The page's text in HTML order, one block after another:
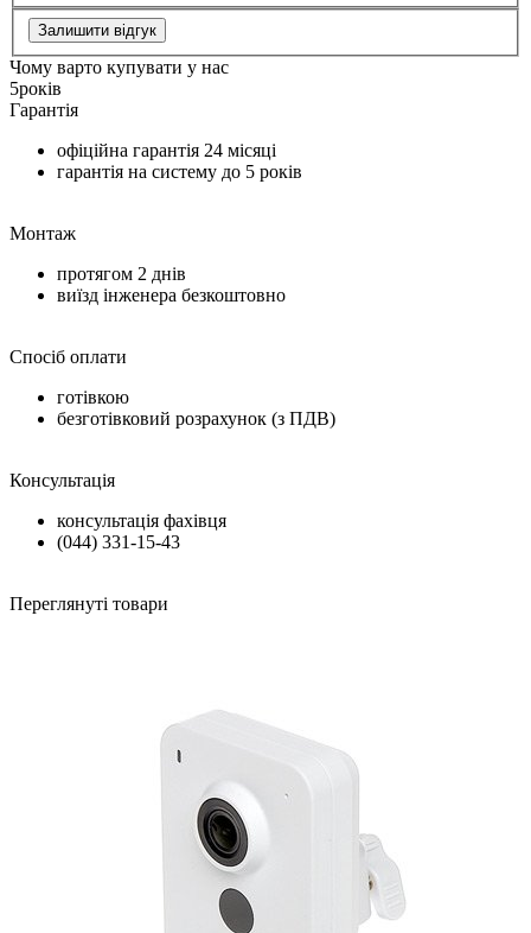
Залишити відгук
Чому варто купувати у нас
5років
Гарантія
офіційна гарантія 24 місяці
гарантія на систему до 5 років
Монтаж
протягом 2 днів
виїзд інженера безкоштовно
Спосіб оплати
готівкою
безготівковий розрахунок (з ПДВ)
Консультація
консультація фахівця
(044) 331-15-43
Переглянуті товари